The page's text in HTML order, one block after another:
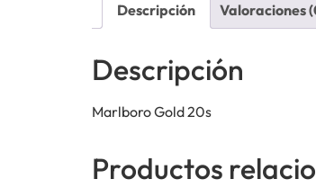
Descripción Valoraciones
Descripción
Marlboro Gold 20s
Productos